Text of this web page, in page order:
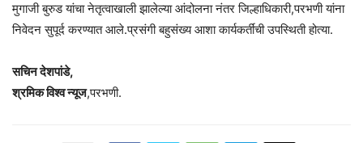
मुगाजी बुरुड यांचा नेतृत्वाखाली झालेल्या आंदोलना नंतर जिल्हाधिकारी,परभणी यांना
निवेदन सुपूर्द करण्यात आले.प्रसंगी बहुसंख्य आशा कार्यकर्तींची उपस्थिती होत्या.
सचिन देशपांडे,
श्रमिक विश्व न्यूज,परभणी.